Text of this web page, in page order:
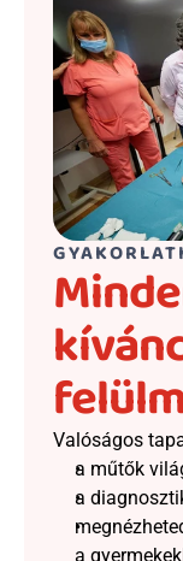
Valóságos
a műtők
a
a